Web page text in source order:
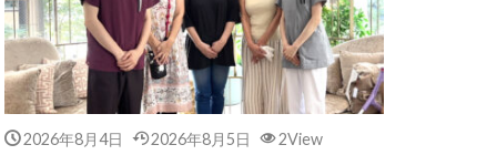
2026年8月4日 2026年8月5日 2View